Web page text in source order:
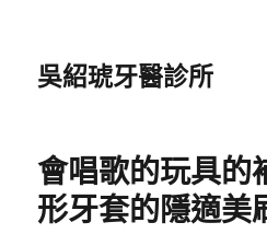
吳紹琥牙醫診所
會唱歌的玩具的
形牙套的隱適美